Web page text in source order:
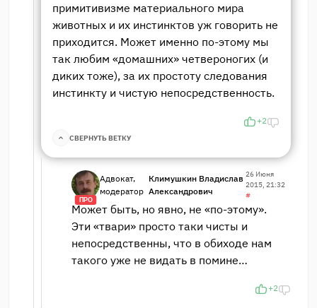
примитивизме материального мира
животных и их инстинктов уж говорить не
приходится. Может именно по-этому мы
так любим «домашних» четвероногих (и
диких тоже), за их простоту следования
инстинкту и чистую непосредственность.
+2
СВЕРНУТЬ ВЕТКУ
ПРО
Адвокат,
модератор
Климушкин Владислав
Александрович
26 Июня
2015, 21:32
#
Может быть, но явно, не «по-этому».
Эти «твари» просто таки чисты и
непосредственны, что в обиходе нам
такого уже не видать в помине…
+2